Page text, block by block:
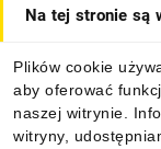
Na tej stronie są
Plików cookie
aby oferować
naszej witrynie.
witryny,
Informacje